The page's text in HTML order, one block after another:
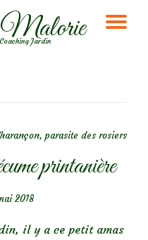
Malorie
Jardin
parasite des rosiers
printanière
2018
il y a ce petit amas